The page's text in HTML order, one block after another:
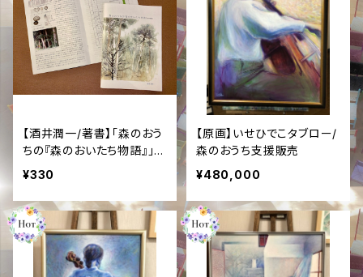
【酒井潤一/著書】「森のおう
ちの『森のおいたち物語』」
（改訂増補版）
¥330
【原画】いせひでこタブロー/
森のおうち支援販売
¥480,000